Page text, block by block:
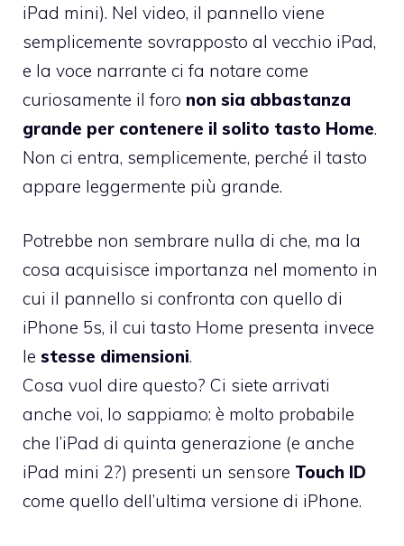
iPad mini). Nel video, il pannello viene
semplicemente sovrapposto al vecchio iPad,
e la voce narrante ci fa notare come
curiosamente il foro non sia abbastanza
grande per contenere il solito tasto Home.
Non ci entra, semplicemente, perché il tasto
appare leggermente più grande.
Potrebbe non sembrare nulla di che, ma la
cosa acquisisce importanza nel momento in
cui il pannello si confronta con quello di
iPhone 5s, il cui tasto Home presenta invece
le stesse dimensioni.
Cosa vuol dire questo? Ci siete arrivati
anche voi, lo sappiamo: è molto probabile
che l’iPad di quinta generazione (e anche
iPad mini 2?) presenti un sensore Touch ID
come quello dell’ultima versione di iPhone.